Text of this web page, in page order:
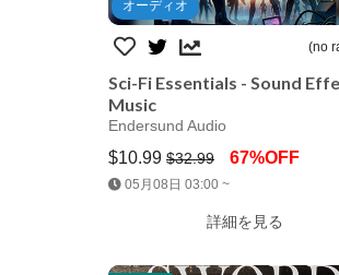
オーディオ
(no
Sci-Fi Essentials - Sound
Music
Endersund Audio
$10.99 $32.99 67%OFF
05月08日 03:00 ~
詳細を見る
Jump AssetStore